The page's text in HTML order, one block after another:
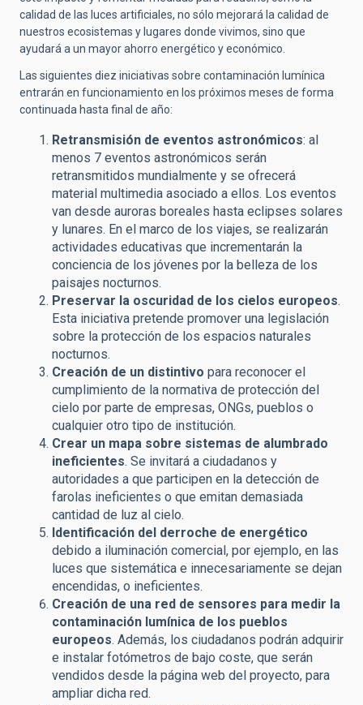
calidad de las luces artificiales, no sólo mejorará la calidad de
nuestros ecosistemas y lugares donde vivimos, sino que
ayudará a un mayor ahorro energético y económico.
Las siguientes diez iniciativas sobre contaminación lumínica
entrarán en funcionamiento en los próximos meses de forma
continuada hasta final de año:
Retransmisión de eventos astronómicos: al
menos 7 eventos astronómicos serán
retransmitidos mundialmente y se ofrecerá
material multimedia asociado a ellos. Los eventos
van desde auroras boreales hasta eclipses solares
y lunares. En el marco de los viajes, se realizarán
actividades educativas que incrementarán la
conciencia de los jóvenes por la belleza de los
paisajes nocturnos.
Preservar la oscuridad de los cielos europeos.
Esta iniciativa pretende promover una legislación
sobre la protección de los espacios naturales
nocturnos.
Creación de un distintivo para reconocer el
cumplimiento de la normativa de protección del
cielo por parte de empresas, ONGs, pueblos o
cualquier otro tipo de institución.
Crear un mapa sobre sistemas de alumbrado
ineficientes. Se invitará a ciudadanos y
autoridades a que participen en la detección de
farolas ineficientes o que emitan demasiada
cantidad de luz al cielo.
Identificación del derroche de energético
debido a iluminación comercial, por ejemplo, en las
luces que sistemática e innecesariamente se dejan
encendidas, o ineficientes.
Creación de una red de sensores para medir la
contaminación lumínica de los pueblos
europeos. Además, los ciudadanos podrán adquirir
e instalar fotómetros de bajo coste, que serán
vendidos desde la página web del proyecto, para
ampliar dicha red.